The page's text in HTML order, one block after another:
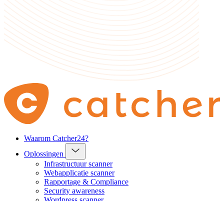
Waarom Catcher24?
Oplossingen
Infrastructuur scanner
Webapplicatie scanner
Rapportage & Compliance
Security awareness